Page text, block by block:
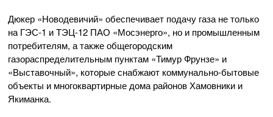
Дюкер «Новодевичий» обеспечивает подачу газа не только
на ГЭС-1 и ТЭЦ-12 ПАО «Мосэнерго», но и промышленным
потребителям, а также общегородским
газораспределительным пунктам «Тимур Фрунзе» и
«Выставочный», которые снабжают коммунально-бытовые
объекты и многоквартирные дома районов Хамовники и
Якиманка.